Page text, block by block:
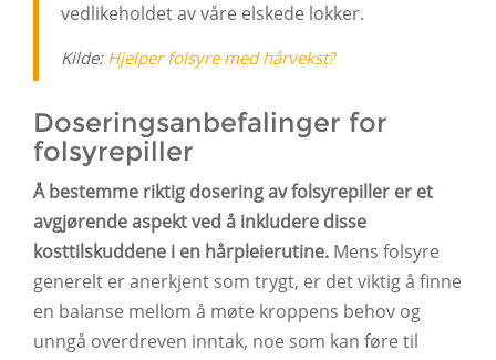
vedlikeholdet av våre elskede lokker.
Kilde: Hjelper folsyre med hårvekst?
Doseringsanbefalinger for
folsyrepiller
Å bestemme riktig dosering av folsyrepiller er et
avgjørende aspekt ved å inkludere disse
kosttilskuddene i en hårpleierutine. Mens folsyre
generelt er anerkjent som trygt, er det viktig å finne
en balanse mellom å møte kroppens behov og
unngå overdreven inntak, noe som kan føre til